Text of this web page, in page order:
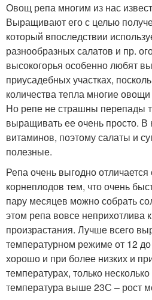
Овощ репа многим из нас
Выращивают его с целью
который впоследствии
разнообразных салатов и пр.
высокогорья особенно любят
приусадебных участках,
количества тепла многие овощи
Но репе не страшны перепады
выращивать ее очень просто. В
витаминов, поэтому салаты и
полезные.
Репа очень выгодно
корнеплодов тем, что очень
пару месяцев можно собрать
этом репа вовсе неприхотлива
произрастания. Лучше всего
температурном режиме от 12
хорошо и при более низких и
температурах, только
температура выше 23С – рост